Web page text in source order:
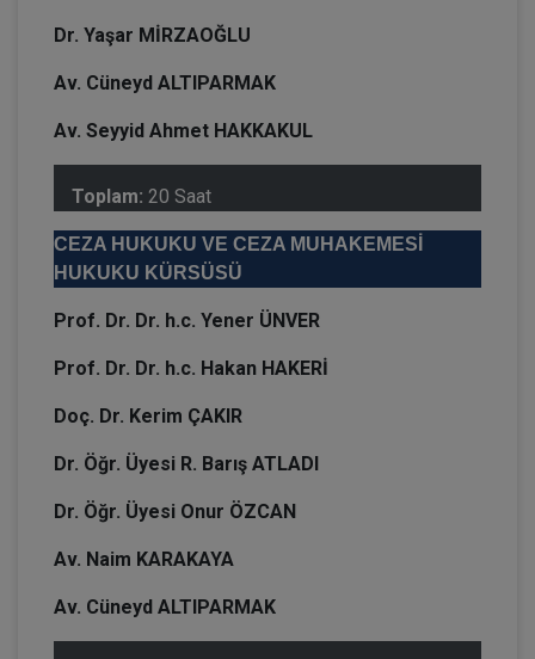
Dr. Yaşar MİRZAOĞLU
Av. Cüneyd ALTIPARMAK
Av. Seyyid Ahmet HAKKAKUL
Toplam: 20 Saat
CEZA HUKUKU VE CEZA MUHAKEMESİ
HUKUKU KÜRSÜSÜ
Prof. Dr. Dr. h.c. Yener ÜNVER
Prof. Dr. Dr. h.c. Hakan HAKERİ
Doç. Dr. Kerim ÇAKIR
Dr. Öğr. Üyesi R. Barış ATLADI
Dr. Öğr. Üyesi Onur ÖZCAN
Av. Naim KARAKAYA
Av. Cüneyd ALTIPARMAK